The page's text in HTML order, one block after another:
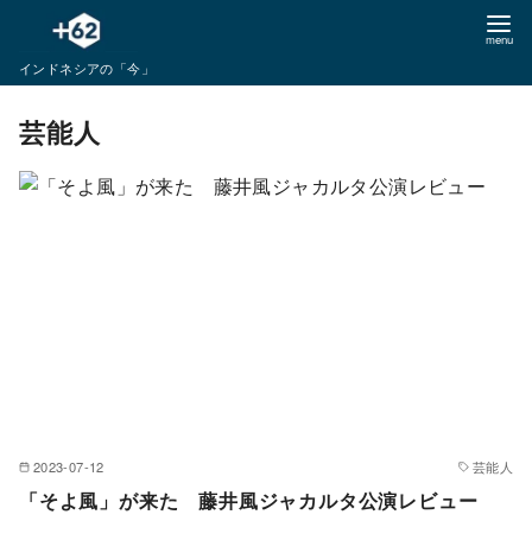
テインドネシアの「今」
芸能人
2023-07-12 芸能人
「そよ風」が来た 藤井風ジャカルタ公演レビュー